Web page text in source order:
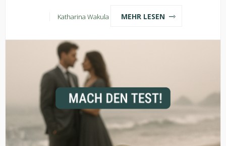
Katharina Wakula MEHR LESEN